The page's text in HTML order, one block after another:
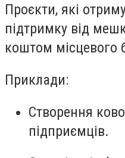
Проєкти, які
підтримку від
коштом місцевого
Приклади:
Створення
підприємців.